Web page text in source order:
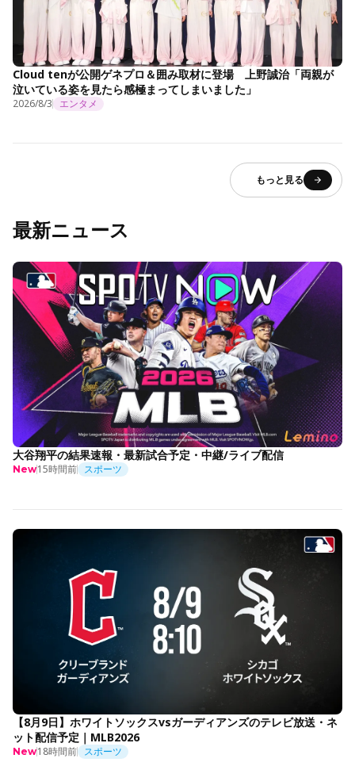
Cloud tenが公開ゲネプロ＆囲み取材に登場 上野誠治「両親が
泣いている姿を見たら感極まってしまいました」
2026/8/3 エンタメ
もっと見る
最新ニュース
大谷翔平の結果速報・最新試合予定・中継/ライブ配信
New15時間前 スポーツ
【8月9日】ホワイトソックスvsガーディアンズのテレビ放送・ネ
ット配信予定｜MLB2026
New18時間前 スポーツ